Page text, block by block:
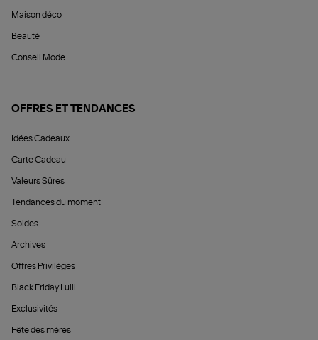
Maison déco
Beauté
Conseil Mode
OFFRES ET TENDANCES
Idées Cadeaux
Carte Cadeau
Valeurs Sûres
Tendances du moment
Soldes
Archives
Offres Privilèges
Black Friday Lulli
Exclusivités
Fête des mères